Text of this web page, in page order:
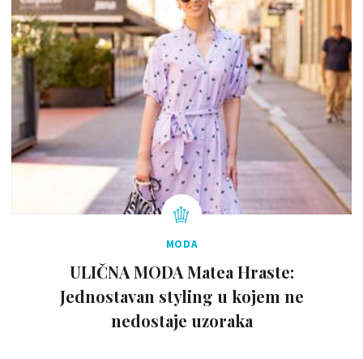
MODA
ULIČNA MODA Matea Hraste:
Jednostavan styling u kojem ne
nedostaje uzoraka